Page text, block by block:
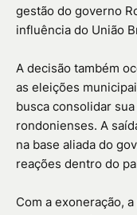
gestão do governo
influência do União
A decisão também
as eleições
busca consolidar
rondonienses. A
na base aliada do
reações dentro do
Com a exoneração,